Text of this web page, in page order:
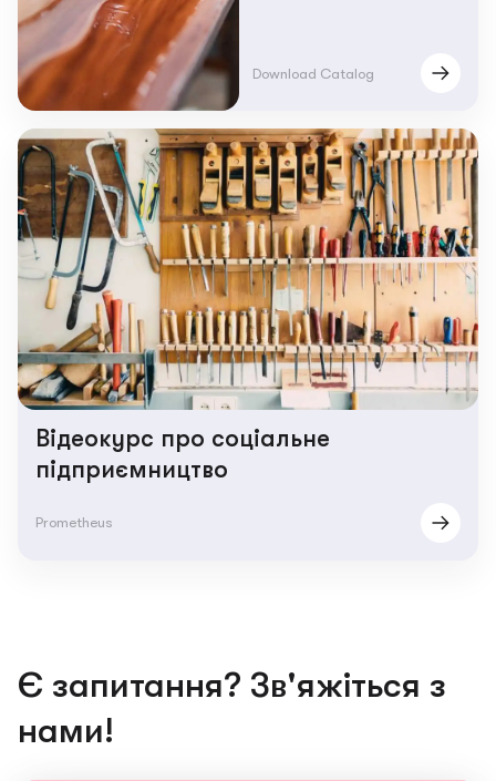
Download Catalog
Відеокурс про соціальне
підприємництво
Prometheus
Є запитання? Зв'яжіться з
нами!